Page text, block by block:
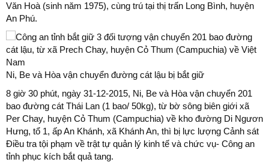
Văn Hoà (sinh năm 1975), cùng trú tại thị trấn Long Bình, huyện
An Phú.
Ni, Be và Hòa vận chuyển đường cát lậu bị bắt giữ
8 giờ 30 phút, ngày 31-12-2015, Ni, Be và Hòa vận chuyển 201
bao đường cát Thái Lan (1 bao/ 50kg), từ bờ sông biên giới xã
Per Chay, huyện Cỏ Thum (Campuchia) về kho đường Di Ngươn
Hưng, tổ 1, ấp An Khánh, xã Khánh An, thì bị lực lượng Cảnh sát
Điều tra tội phạm về trật tự quản lý kinh tế và chức vụ- Công an
tỉnh phục kích bắt quả tang.